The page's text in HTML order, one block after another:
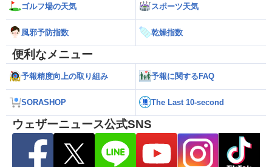
ゴルフ場の天気 スポーツ天気
風邪予防指数 乾燥指数
便利なメニュー
予報精度向上の取り組み 予報に関するFAQ
SORASHOP The Last 10-second
ウェザーニュース公式SNS